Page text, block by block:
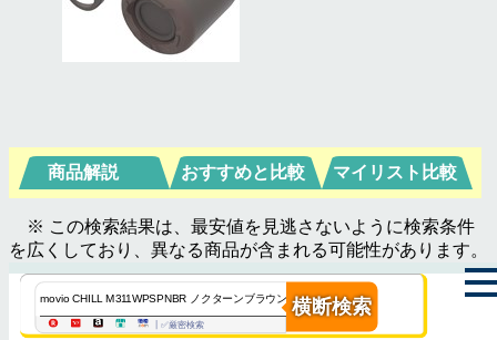
商品解説 おすすめと比較 マイリスト比較
※ この検索結果は、最安値を見逃さないように検索条件
を広くしており、異なる商品が含まれる可能性があります。